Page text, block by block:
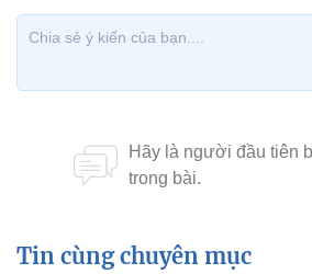
Tin cùng chuyên mục